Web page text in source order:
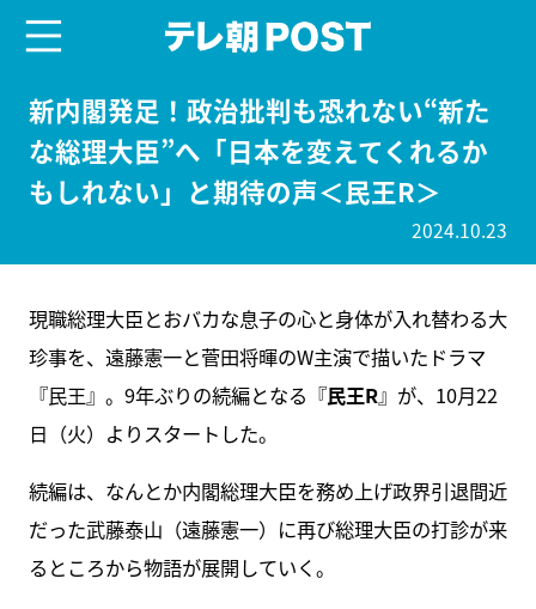
新内閣発足！政治批判も恐れない“新た
な総理大臣”へ「日本を変えてくれるか
もしれない」と期待の声＜民王R＞
2024.10.23
現職総理大臣とおバカな息子の心と身体が入れ替わる大
珍事を、遠藤憲一と菅田将暉のW主演で描いたドラマ
『民王』。9年ぶりの続編となる『民王R』が、10月22
日（火）よりスタートした。
続編は、なんとか内閣総理大臣を務め上げ政界引退間近
だった武藤泰山（遠藤憲一）に再び総理大臣の打診が来
るところから物語が展開していく。